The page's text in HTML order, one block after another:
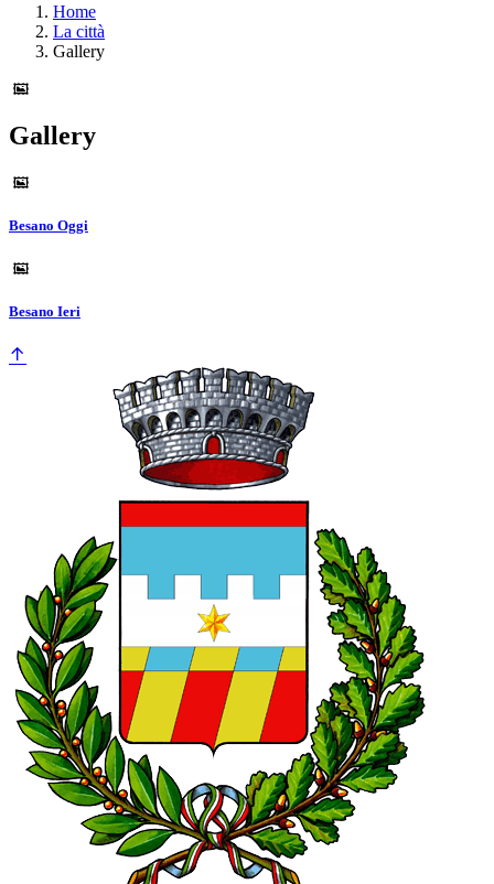
Home
La città
Gallery
Gallery
Besano Oggi
Besano Ieri